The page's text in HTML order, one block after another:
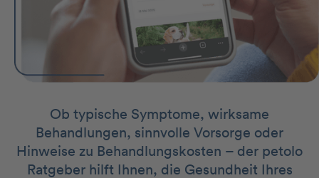
Ob typische Symptome, wirksame
Behandlungen, sinnvolle Vorsorge oder
Hinweise zu Behandlungskosten – der petolo
Ratgeber hilft Ihnen, die Gesundheit Ihres